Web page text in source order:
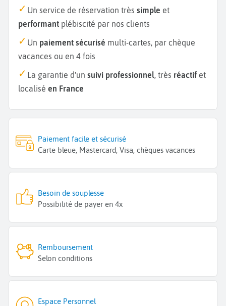
Un service de réservation très simple et
performant plébiscité par nos clients
Un paiement sécurisé multi-cartes, par chèque
vacances ou en 4 fois
La garantie d'un suivi professionnel, très réactif et
localisé en France
Paiement facile et sécurisé
Carte bleue, Mastercard, Visa, chèques vacances
Besoin de souplesse
Possibilité de payer en 4x
Remboursement
Selon conditions
Espace Personnel